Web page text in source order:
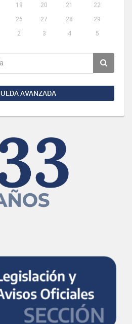
19 20 21
22
26 27 28
29
2 3 4 5
AVANZADA